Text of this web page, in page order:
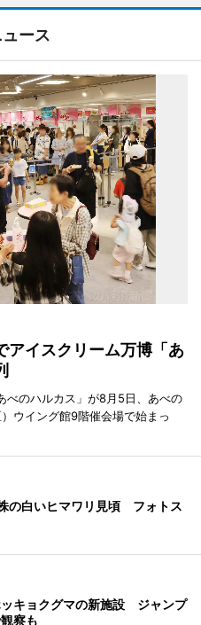
ース
アイスクリーム万博「あ
べのハルカス」が8月5日、あべの
ウイング館9階催会場で始まっ
の白いヒマワリ見頃 フォトス
キョクグマの新施設 ジャンプ
察も